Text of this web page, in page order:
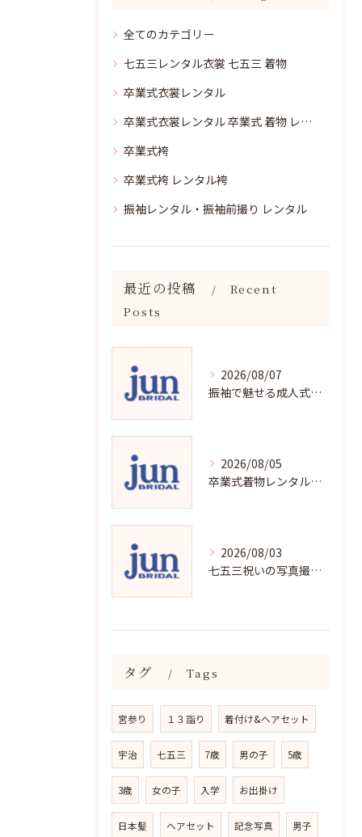
全てのカテゴリー
七五三レンタル衣裳 七五三 着物
卒業式衣裳レンタル
卒業式衣裳レンタル 卒業式 着物 レンタル
卒業式袴
卒業式袴 レンタル袴
振袖レンタル・振袖前撮り レンタル
最近の投稿
Recent
Posts
2026/08/07
振袖で魅せる成人式写真の魅力と撮影ポイント
2026/08/05
卒業式着物レンタルの選び方と魅力
2026/08/03
七五三祝いの写真撮影で残す成長の瞬間
タグ Tags
宮参り １３詣り 着付け&ヘアセット
宇治 七五三 7歳 男の子 5歳
3歳 女の子 入学 お出掛け
日本髪 ヘアセット 記念写真 男子